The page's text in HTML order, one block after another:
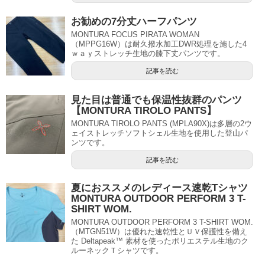
お勧めの7分丈ハーフパンツ
MONTURA FOCUS PIRATA WOMAN
（MPPG16W）は耐久撥水加工DWR処理を施した4
ｗａｙストレッチ生地の膝下丈パンツです。
記事を読む
見た目は普通でも保温性抜群のパンツ
【MONTURA TIROLO PANTS】
MONTURA TIROLO PANTS (MPLA90X)は多層の2ウ
ェイストレッチソフトシェル生地を使用した登山パ
ンツです。
記事を読む
夏におススメのレディース速乾Tシャツ
MONTURA OUTDOOR PERFORM 3 T-
SHIRT WOM.
MONTURA OUTDOOR PERFORM 3 T-SHIRT WOM.
（MTGN51W）は優れた速乾性とＵＶ保護性を備え
た Deltapeak™ 素材を使ったポリエステル生地のク
ルーネックＴシャツです。